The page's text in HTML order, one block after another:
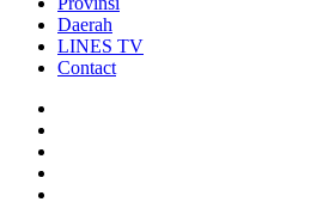
Daerah
LINES TV
Contact